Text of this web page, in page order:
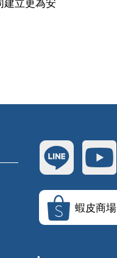
建立更為安
蝦皮商場